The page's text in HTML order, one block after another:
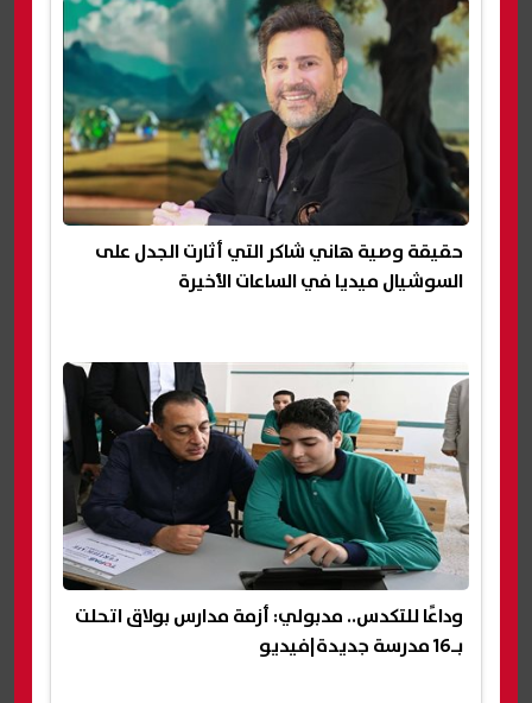
حقيقة وصية هاني شاكر التي أثارت الجدل على
السوشيال ميديا في الساعات الأخيرة
وداعًا للتكدس.. مدبولي: أزمة مدارس بولاق اتحلت
بـ16 مدرسة جديدة|فيديو